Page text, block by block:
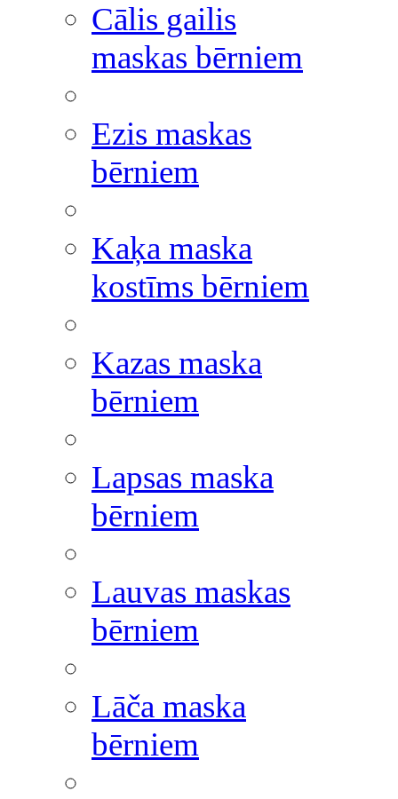
Cālis gailis
maskas bērniem
Ezis maskas
bērniem
Kaķa maska
kostīms bērniem
Kazas maska
bērniem
Lapsas maska
bērniem
Lauvas maskas
bērniem
Lāča maska
bērniem